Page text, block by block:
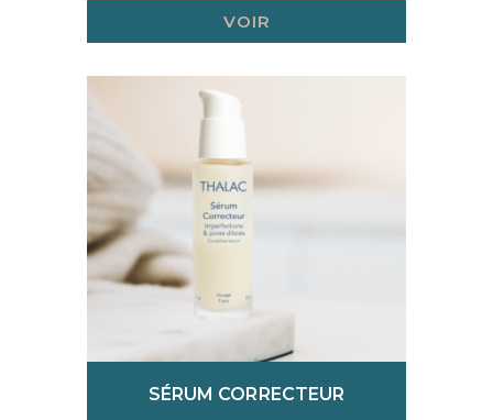
VOIR
SÉRUM CORRECTEUR